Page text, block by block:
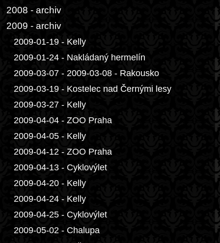
2008 - archiv
2009 - archiv
2009-01-19 - Kelly
2009-01-24 - Nakládaný hermelín
2009-03-07 - 2009-03-08 - Rakousko
2009-03-19 - Kostelec nad Černými lesy
2009-03-27 - Kelly
2009-04-04 - ZOO Praha
2009-04-05 - Kelly
2009-04-12 - ZOO Praha
2009-04-13 - Cyklovýlet
2009-04-20 - Kelly
2009-04-24 - Kelly
2009-04-25 - Cyklovýlet
2009-05-02 - Chalupa